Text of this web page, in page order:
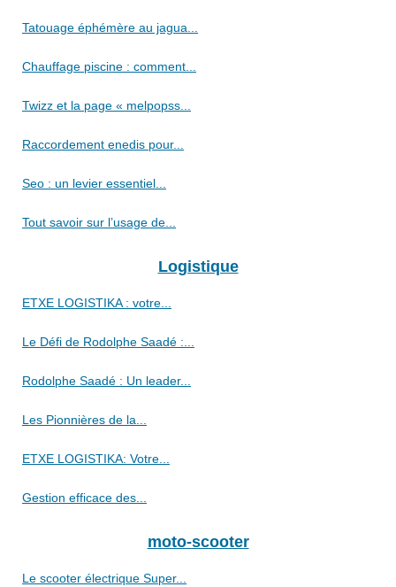
Tatouage éphémère au jagua...
Chauffage piscine : comment...
Twizz et la page « melpopss...
Raccordement enedis pour...
Seo : un levier essentiel...
Tout savoir sur l’usage de...
Logistique
ETXE LOGISTIKA : votre...
Le Défi de Rodolphe Saadé :...
Rodolphe Saadé : Un leader...
Les Pionnières de la...
ETXE LOGISTIKA: Votre...
Gestion efficace des...
moto-scooter
Le scooter électrique Super...